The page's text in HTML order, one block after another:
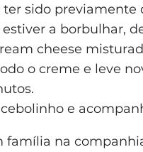
sido previamente
a borbulhar,
cheese
o creme e leve
e
família na